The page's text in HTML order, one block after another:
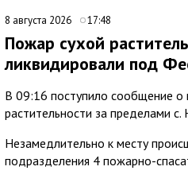
8 августа 2026 17:48
Пожар сухой
ликвидировали под
В 09:16 поступило сообщение о
растительности за пределами
Незамедлительно к месту
подразделения 4 пожарно-